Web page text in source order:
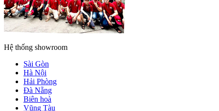
Hệ thống showroom
Sài Gòn
Hà Nội
Hải Phòng
Đà Nẵng
Biên hoà
Vũng Tàu